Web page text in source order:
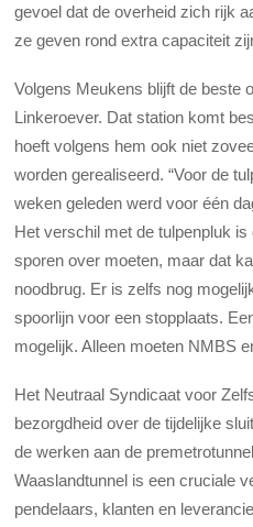
gevoel dat de overheid zich rijk
ze geven rond extra capaciteit
Volgens Meukens blijft de beste
Linkeroever. Dat station komt
hoeft volgens hem ook niet
worden gerealiseerd. “Voor de
weken geleden werd voor één
Het verschil met de tulpenpluk
sporen over moeten, maar dat
noodbrug. Er is zelfs nog
spoorlijn voor een stopplaats.
mogelijk. Alleen moeten NMBS
Het Neutraal Syndicaat voor
bezorgdheid over de tijdelijke
de werken aan de
Waaslandtunnel is een cruciale
pendelaars, klanten en